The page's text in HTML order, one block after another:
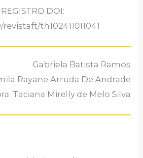
REGISTRO DOI:
revistaft/th102411011041
Gabriela Batista Ramos
Rayane Arruda De Andrade
Taciana Mirelly de Melo Silva